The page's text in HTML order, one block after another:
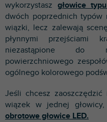
wykorzystasz głowice
dwóch poprzednich
wiązki, lecz zalewają
płynnymi przejściami
niezastąpione do
powierzchniowego
ogólnego kolorowego
Jeśli chcesz
wiązek w jednej
obrotowe głowice LED.